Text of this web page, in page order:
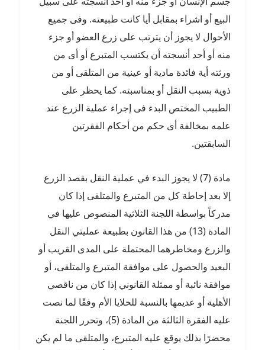
البيع أو اشراء بمقابل أيا كانت طبيعته. وفى جميع
الأحوال لا يجوز أن يترتب على زرع العضو أو جزء
منه أو أحد أنسجته أن يكتسب المتبرع أو أى من
ورثته أية فائدة مادية أو عينية من المتلقى أو من
ذوية بسبب النقل أو بمناسبته. كما يحظر على
الطبيب المختص البدء فى إجراء عملية الزرع عند
علمه بمخالفة أى حكم من أحكام الفقرتين
السابقتين.
مادة (7) لا يجوز البدء في عملية النقل بقصد الزرع
إلا بعد إحاطة كل من المتبرع والمتلقى إذا كان
مدركاً بواسطة اللجنة الثلاثية المنصوص عليها في
المادة (13) من هذا القانون بطبيعة عمليتي النقل
والزرع ومخاطرهما المحتملة على المدى القريب أو
البعيد والحصول على موافقة المتبرع والمتلقى، أو
موافقة نائبة أو ممثلة القانوني إذا كان من ناقصي
الأهلية أو عديمها بالنسبة للخلايا الأم وفقًا لما نصت
عليه الفقرة الثالثة من المادة (5)، وتحرر اللجنة
محضرًا بذلك يوقع عليه المتبرع، والمتلقى ما لم يكن